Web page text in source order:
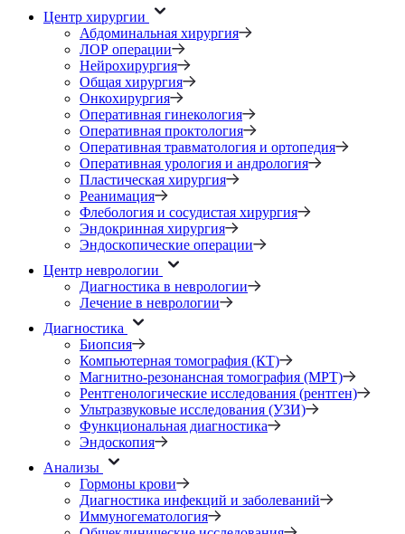
Центр хирургии
Абдоминальная хирургия
ЛОР операции
Нейрохирургия
Общая хирургия
Онкохирургия
Оперативная гинекология
Оперативная проктология
Оперативная травматология и ортопедия
Оперативная урология и андрология
Пластическая хирургия
Реанимация
Флебология и сосудистая хирургия
Эндокринная хирургия
Эндоскопические операции
Центр неврологии
Диагностика в неврологии
Лечение в неврологии
Диагностика
Биопсия
Компьютерная томография (КТ)
Магнитно-резонансная томография (МРТ)
Рентгенологические исследования (рентген)
Ультразвуковые исследования (УЗИ)
Функциональная диагностика
Эндоскопия
Анализы
Гормоны крови
Диагностика инфекций и заболеваний
Иммуногематология